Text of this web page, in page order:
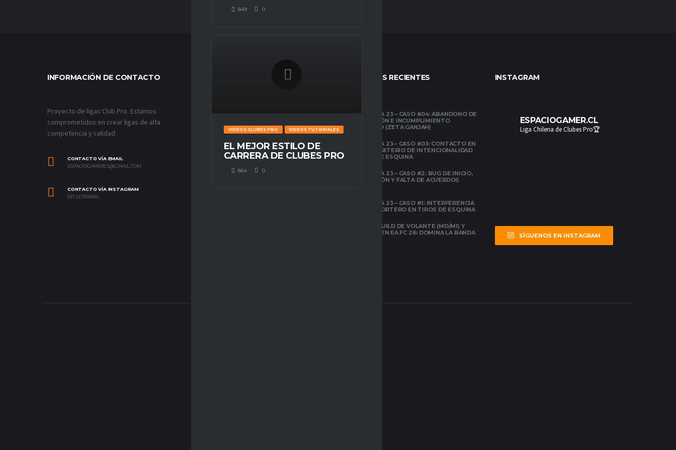
849 0
VIDEOS CLUBES PRO VIDEOS TUTORIALES
EL MEJOR ESTILO DE
CARRERA DE CLUBES PRO
864 0
INFORMACIÓN DE CONTACTO
Proyecto de ligas Club Pro. Estamos
comprometidos en crear ligas de alta
competencia y calidad.
CONTACTO VÍA EMAIL
ESPACIOGAMERCL@GMAIL.COM
CONTACTO VÍA INSTAGRAM
BIT.LY/31S1RNL
TUTORIALES
¿QUÉ ES CLUBES
PRO?
ENTRADAS RECIENTES
TEMPORADA 23 – CASO #04: ABANDONO DE
COMPETICIÓN E INCUMPLIMIENTO
ECONÓMICO (ZETA GANJAH)
TEMPORADA 23 – CASO #03: CONTACTO EN
EL ÁREA Y CRITERIO DE INTENCIONALIDAD
EN TIROS DE ESQUINA
TEMPORADA 23 – CASO #2: BUG DE INICIO,
DESCONEXIÓN Y FALTA DE ACUERDOS
TEMPORADA 23 – CASO #1: INTERFERENCIA
ILEGAL AL PORTERO EN TIROS DE ESQUINA
LA MEJOR BUILD DE VOLANTE (MD/MI) Y
CARRILERO EN EA FC 26: DOMINA LA BANDA
INSTAGRAM
ESPACIOGAMER.CL
Liga Chilena de Clubes Pro🏆
SÍGUENOS EN INSTAGRAM